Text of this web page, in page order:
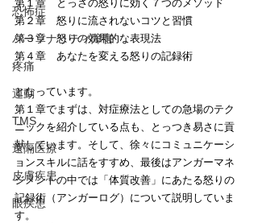
恐怖症
パーソナリティ障害
疼痛
運動
TMS
遠隔医療
皮膚疾患
眼疾患
第１章　とっさの怒りに効く７つのメソッド
第２章　怒りに流されないコツと習慣
第３章　怒りの効果的な表現法
第４章　あなたを変える怒りの記録術
となっています。
第１章でまずは、対症療法としての急場のテク
ニックを紹介している点も、とっつき易さに貢
献しています。そして、徐々にコミュニケーシ
ョンスキルに話をすすめ、最後はアンガーマネ
ジメントの中では「体質改善」にあたる怒りの
記録術（アンガーログ）について説明していま
す。